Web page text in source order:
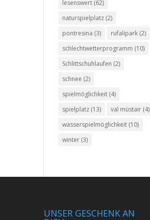
lesenswert (62)
naturspielplatz (2)
pontresina (3) rufalipark (2)
schlechtwetterprogramm (10)
Schlittschuhlaufen (2)
schnee (2)
spielmöglichkeit (4)
spielplatz (13) val müstair (4)
wasserspielmöglichkeit (10)
winter (3)
UNSER GESCHENK AN